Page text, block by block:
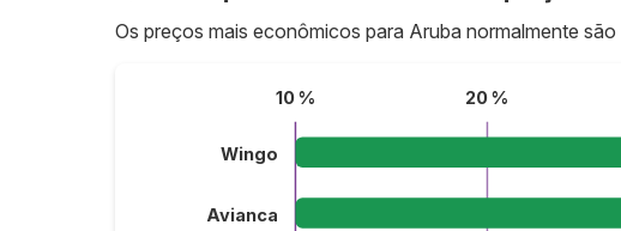
Os preços mais econômicos para Aruba normalmente
10 % 20 %
Wingo
Avianca